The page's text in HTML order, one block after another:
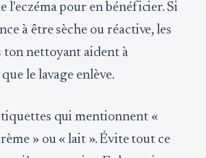
l'eczéma pour en bénéficier. Si
à être sèche ou réactive, les
ton nettoyant aident à
le lavage enlève.
qui mentionnent «
» ou « lait ». Évite tout ce